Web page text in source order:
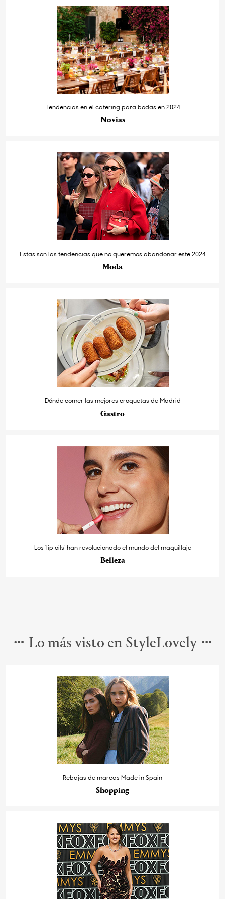
Tendencias en el catering para bodas en 2024
Novias
Estas son las tendencias que no queremos abandonar este 2024
Moda
Dónde comer las mejores croquetas de Madrid
Gastro
Los ‘lip oils’ han revolucionado el mundo del maquillaje
Belleza
Lo más visto en StyleLovely
Rebajas de marcas Made in Spain
Shopping